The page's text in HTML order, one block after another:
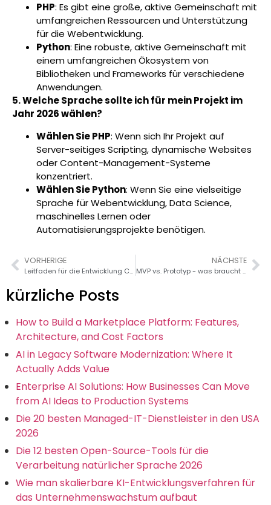
PHP: Es gibt eine große, aktive Gemeinschaft mit
umfangreichen Ressourcen und Unterstützung
für die Webentwicklung.
Python: Eine robuste, aktive Gemeinschaft mit
einem umfangreichen Ökosystem von
Bibliotheken und Frameworks für verschiedene
Anwendungen.
5. Welche Sprache sollte ich für mein Projekt im
Jahr 2026 wählen?
Wählen Sie PHP: Wenn sich Ihr Projekt auf
Server-seitiges Scripting, dynamische Websites
oder Content-Management-Systeme
konzentriert.
Wählen Sie Python: Wenn Sie eine vielseitige
Sprache für Webentwicklung, Data Science,
maschinelles Lernen oder
Automatisierungsprojekte benötigen.
VORHERIGE
Leitfaden für die Entwicklung Cloud-nativer Anwendungen 2026
NÄCHSTE
MVP vs. Prototyp - was braucht man im Jahr 2026?
kürzliche Posts
How to Build a Marketplace Platform: Features,
Architecture, and Cost Factors
AI in Legacy Software Modernization: Where It
Actually Adds Value
Enterprise AI Solutions: How Businesses Can Move
from AI Ideas to Production Systems
Die 20 besten Managed-IT-Dienstleister in den USA
2026
Die 12 besten Open-Source-Tools für die
Verarbeitung natürlicher Sprache 2026
Wie man skalierbare KI-Entwicklungsverfahren für
das Unternehmenswachstum aufbaut